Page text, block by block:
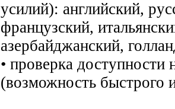
усилий): английский,
французский,
азербайджанский,
• проверка
(возможность быстрого